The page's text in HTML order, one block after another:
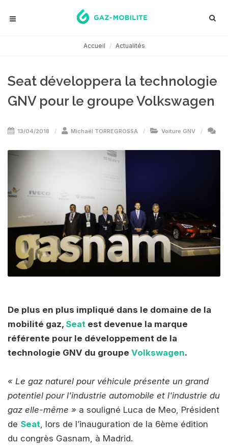
Accueil Actualités
Seat développera la technologie
GNV pour le groupe Volkswagen
13/04/2018 Michaël TORREGROSSA Voiture GNV
De plus en plus impliqué dans le domaine de la
mobilité gaz, Seat est devenue la marque
référente pour le développement de la
technologie GNV du groupe Volkswagen.
« Le gaz naturel pour véhicule présente un grand
potentiel pour l'industrie automobile et l'industrie du
gaz elle-même » a souligné Luca de Meo, Président
de Seat, lors de l’inauguration de la 6ème édition
du congrès Gasnam, à Madrid.